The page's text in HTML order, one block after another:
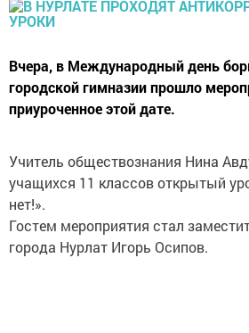
Вчера, в Международный день
городской гимназии прошло
приуроченное этой дате.
Учитель обществознания Нина
учащихся 11 классов открытый
нет!».
Гостем мероприятия стал
города Нурлат Игорь Осипов.